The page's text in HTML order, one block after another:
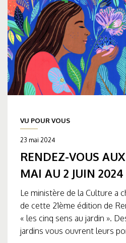
VU POUR VOUS
23 mai 2024
RENDEZ-VOUS
MAI AU 2 JUIN 2024
Le ministère de la Culture a
de cette 21ème édition de
« les cinq sens au jardin ».
jardins vous ouvrent leurs